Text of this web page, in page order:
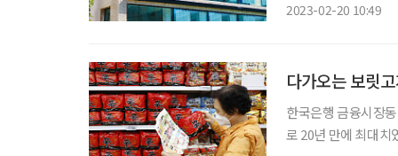
2023-02-20 10:49
다가오는 보릿
한국은행 금융시장
로 20년 만에 최대치